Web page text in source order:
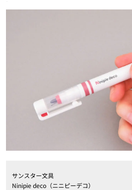
サンスター文具
Ninipie deco（ニニピーデコ）